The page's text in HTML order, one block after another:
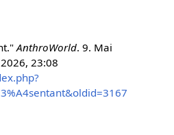
AnthroWorld. 9. Mai
23:08